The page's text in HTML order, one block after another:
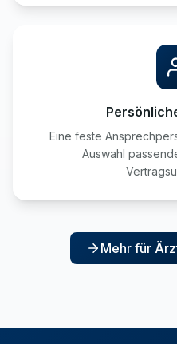
Eine feste
Auswahl
Mehr für